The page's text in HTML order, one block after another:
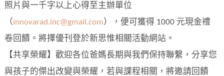
照片與一千字以上心得至主辦單位
（innovarad.inc@gmail.com），便可獲得 1000 元現金禮
卷回饋。將擇優刊登於新思惟相關活動網站。
【共享榮耀】歡迎各位爸媽長期與我們保持聯繫，分享您
與孩子的傑出改變與榮耀，若與課程相關，將邀請回饋